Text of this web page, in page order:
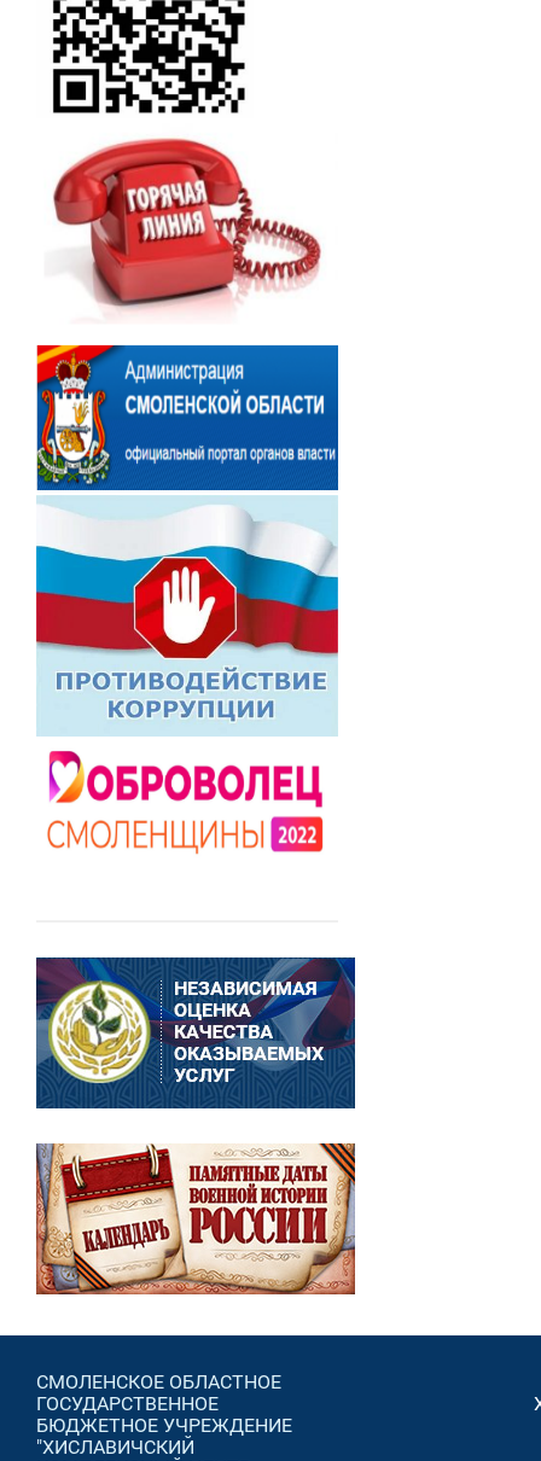
СМОЛЕНСКОЕ ОБЛАСТНОЕ
ГОСУДАРСТВЕННОЕ
БЮДЖЕТНОЕ УЧРЕЖДЕНИЕ
"ХИСЛАВИЧСКИЙ